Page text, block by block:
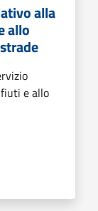
alla
allo
e allo